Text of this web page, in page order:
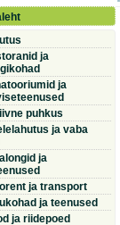
ja
ja
puhkus
ja vaba
ja
ja transport
ja teenused
ja riidepoed